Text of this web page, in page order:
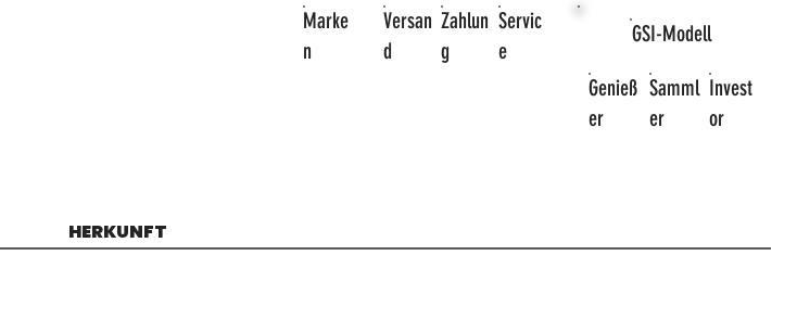
Invest
or
Samml
er
Genieß
er
GSI-Modell
Servic
e
Zahlun
g
Versan
d
Marke
n
HERKUNFT